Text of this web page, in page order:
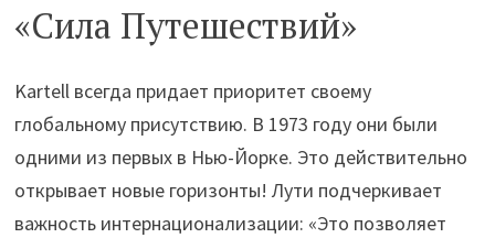
«Сила Путешествий»
Kartell всегда придает приоритет своему
глобальному присутствию. В 1973 году они были
одними из первых в Нью-Йорке. Это действительно
открывает новые горизонты! Лути подчеркивает
важность интернационализации: «Это позволяет